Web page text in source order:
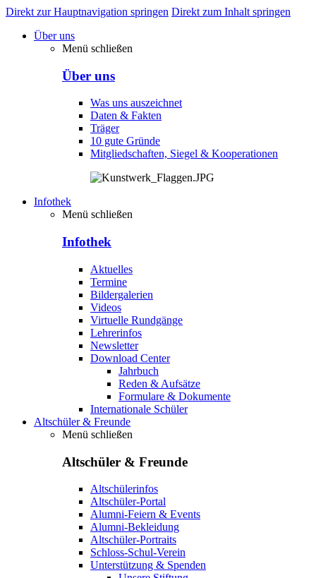
Direkt zur Hauptnavigation springen Direkt zum Inhalt springen
Über uns
Menü schließen
Über uns
Was uns auszeichnet
Daten & Fakten
Träger
10 gute Gründe
Mitgliedschaften, Siegel & Kooperationen
Infothek
Menü schließen
Infothek
Aktuelles
Termine
Bildergalerien
Videos
Virtuelle Rundgänge
Lehrerinfos
Newsletter
Download Center
Jahrbuch
Reden & Aufsätze
Formulare & Dokumente
Internationale Schüler
Altschüler & Freunde
Menü schließen
Altschüler & Freunde
Altschülerinfos
Altschüler-Portal
Alumni-Feiern & Events
Alumni-Bekleidung
Altschüler-Portraits
Schloss-Schul-Verein
Unterstützung & Spenden